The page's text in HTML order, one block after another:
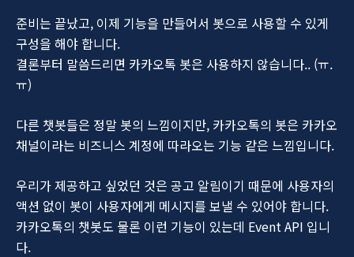
준비는 끝났고, 이제 기능을 만들어서 봇으로 사용할 수 있게
구성을 해야 합니다.
결론부터 말씀드리면 카카오톡 봇은 사용하지 않습니다.. (ㅠ.
ㅠ)
다른 챗봇들은 정말 봇의 느낌이지만, 카카오톡의 봇은 카카오
채널이라는 비즈니스 계정에 따라오는 기능 같은 느낌입니다.
우리가 제공하고 싶었던 것은 공고 알림이기 때문에 사용자의
액션 없이 봇이 사용자에게 메시지를 보낼 수 있어야 합니다.
카카오톡의 챗봇도 물론 이런 기능이 있는데 Event API 입니
다.